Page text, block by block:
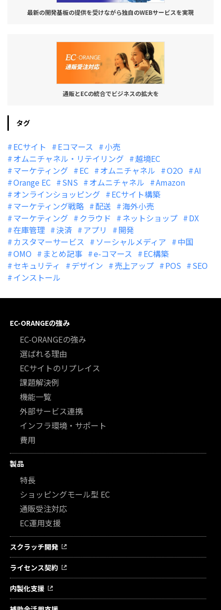
最新の開発基板の提供を受けながら独自のWEBサービスを実現
通販とECの統合でビジネスの拡大を
タグ
ECサイト Eコマース
小売
オムニチャネル・リテイリング
越境EC
マーケティング
EC オムニチャネル O2O
AI
Orange EC
SNS オムニチャネル
Amazon
オンラインショッピング
ECサイト構築
マーケティング戦略
配送
海外小売
マーケティング
クラウド ネットショップ
DX
在庫管理
決済 アプリ
開発
カスタマーサービス
ソーシャルメディア
中国
OMO
まとめ記事 e-コマース
EC構築
セキュリティ
デザイン 売上アップ POS
SEO
インストール
EC-ORANGEの強み
EC-ORANGEの強み
選ばれる理由
ECサイトのリプレイス
課題解決例
機能一覧
外部サービス連携
インフラ環境・サポート
費用
製品
特長
ショッピングモール型 EC
通販受注対応
EC運用支援
スクラッチ開発
ライセンス契約
内製化支援